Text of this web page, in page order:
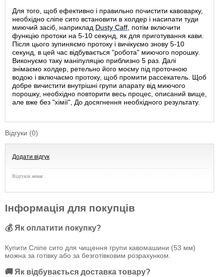
Для того, щоб ефективно і правильно почистити кавоварку,
необхідно сліпе сито встановити в холдер і насипати туди
миючий засіб, наприклад Dusty Caff , потім включити
функцію протоки на 5-10 секунд, як для приготування кави.
Після цього зупиняємо протоку і вичікуємо знову 5-10
секунд, в цей час відбувається "робота" миючого порошку.
Виконуємо таку маніпуляцію приблизно 5 раз. Далі
знімаємо холдер, ретельно його моєму під проточною
водою і включаємо протоку, щоб промити рассекатель. Щоб
добре вичистити внутрішні групи апарату від миючого
порошку, необхідно повторити весь процес, описаний вище,
але вже без "хімії", До досягнення необхідного результату.
Відгуки (0)
Додати відгук
Відгуків немає
Інформація для покупців
💰 Як оплатити покупку?
Купити Сліпе сито для чищення групи кавомашини (53 мм)
можна за готівку або за безготівковим розрахунком.
🚚 Як відбувається доставка товару?